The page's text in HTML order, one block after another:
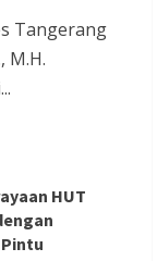
di
Tangerang
M.H.
HUT